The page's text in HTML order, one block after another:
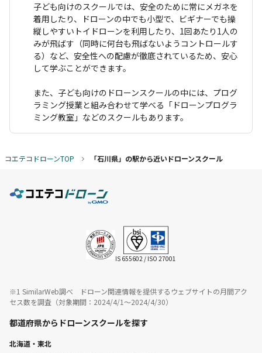
子ども向けのスクールでは、安全のために常にメガネを
着用したり、ドローンの中でも小型で、ビギナーでも操
縦しやすいトイドローンを利用したり、1回あたり1人の
みが飛ばす（同時に何台も飛ばないようコントロールす
る）など、安全性への配慮が徹底されているため、安心
して学ぶことができます。
また、子ども向けのドローンスクールの中には、プログ
ラミング授業と組み合わせて学べる「ドローンプログラ
ミング教室」などのスクールもあります。
コエテコドローンTOP 「石川県」の駅から近いドローンスクール
IS 655602 / ISO 27001
※1 SimilarWeb調べ ドローン関連情報を提供するウェブサイトの月間アク
セス数を調査（対象期間：2024/4/1〜2024/4/30）
都道府県からドローンスクールを探す
北海道・東北